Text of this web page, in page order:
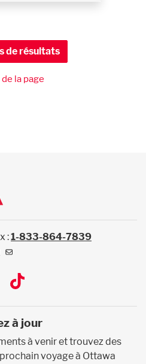
de résultats
la page
:1-833-864-7839
à jour
à venir et trouvez des
voyage à Ottawa